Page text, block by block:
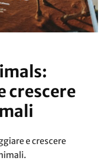
crescere
e crescere